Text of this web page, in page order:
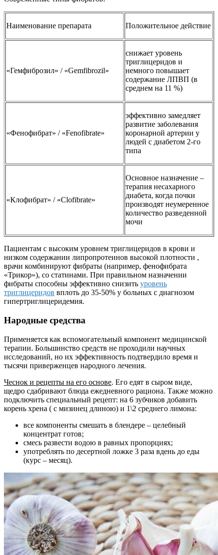
Наименование препарата Положительное действие
«Гемфиброзил» / «Gemfibrozil»
снижает уровень
триглицеридов и
немного повышает
содержание ЛПВП (в
среднем на 11 %)
«Фенофибрат» / «Fenofibrate»
эффективно замедляет
развитие заболевания
коронарной артерии у
людей с диабетом 2-го
типа
«Клофибрат» / «Clofibrate»
Основное назначение –
терапия несахарного
диабета, когда почки
производят неумеренное
количество разведенной
мочи
Пациентам с высоким уровнем триглицеридов в крови и
низком содержании липропротеинов высокой плотности ,
врачи комбинируют фибраты (например, фенофибрата
«Трикор»), со статинами. При правильном назначении
фибраты способны эффективно снизить уровень
триглицеридов вплоть до 35-50% у больных с диагнозом
гипертриглицеридемия.
Народные средства
Применяется как вспомогательный компонент медицинской
терапии. Большинство средств не проходили научных
исследований, но их эффективность подтвердило время и
тысячи приверженцев народного лечения.
Чеснок и рецепты на его основе. Его едят в сыром виде,
щедро сдабривают блюда ежедневного рациона. Также можно
подключить специальный рецепт: на 6 зубчиков добавить
корень хрена ( с мизинец длиною) и 1\2 среднего лимона:
все компоненты смешать в блендере – целебный
концентрат готов;
смесь развести водою в равных пропорциях;
употреблять по десертной ложке 3 раза вдень до еды
(курс – месяц).